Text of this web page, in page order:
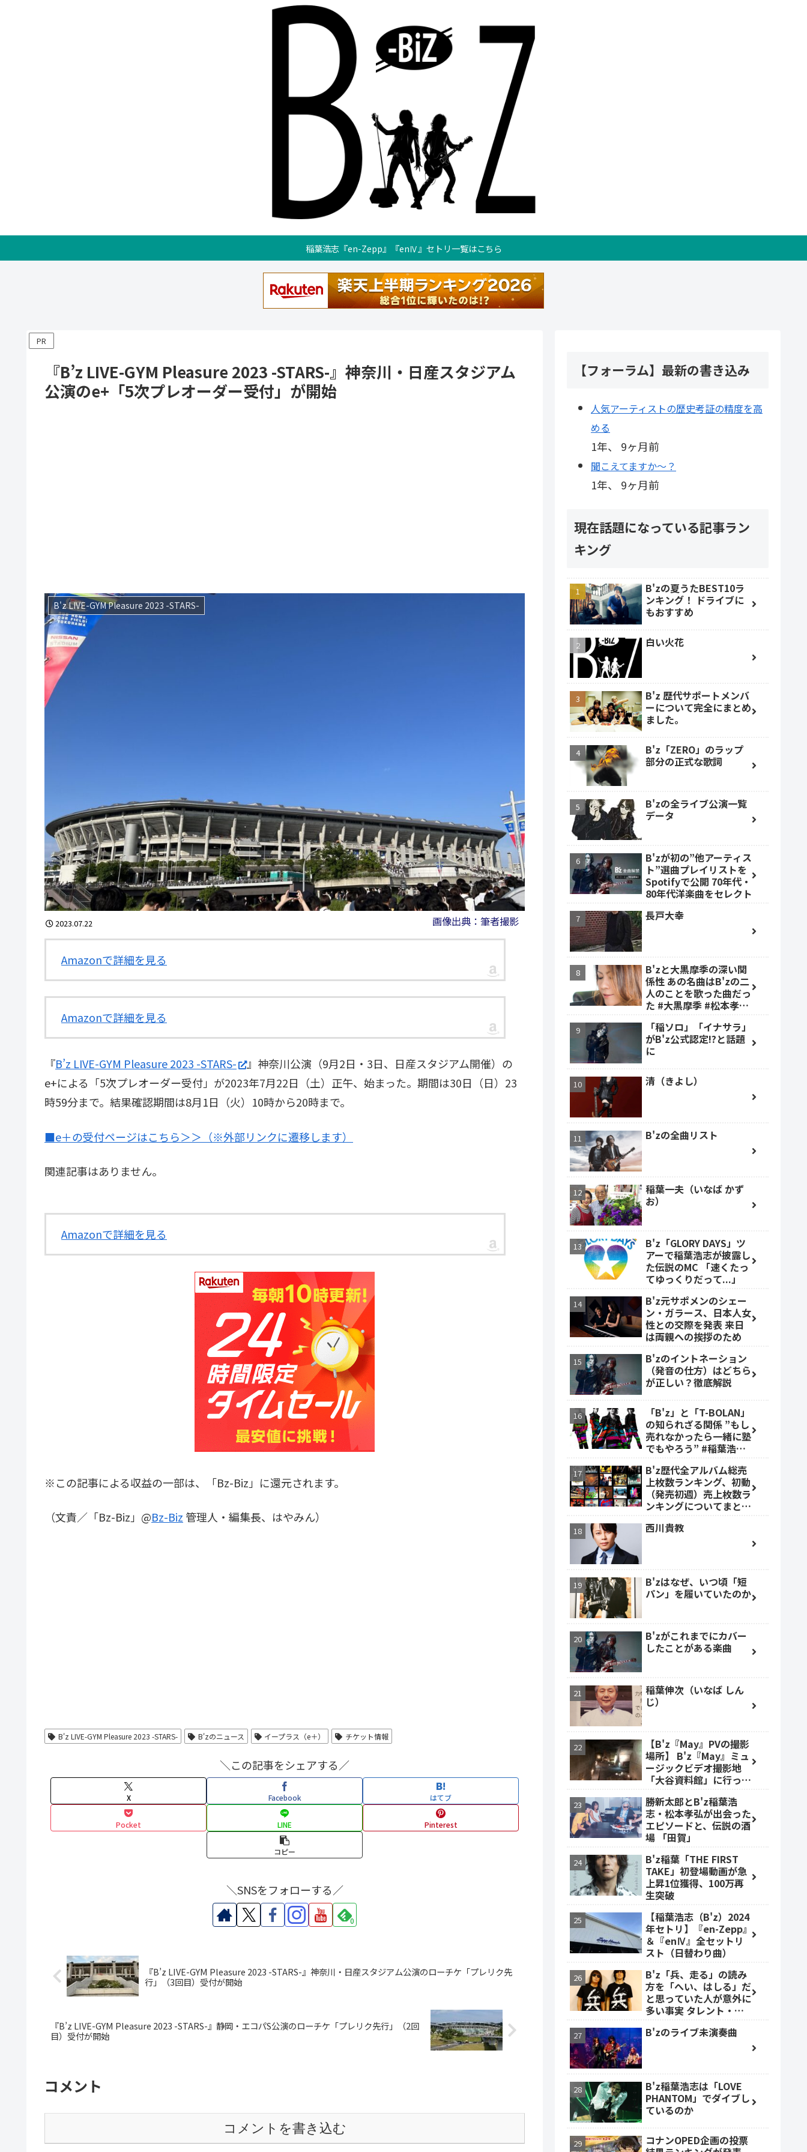
稲葉浩志『en-Zepp』『enⅣ』セトリ一覧はこちら
PR
『B’z LIVE-GYM Pleasure 2023 -STARS-』神奈川・日産スタジアム
公演のe+「5次プレオーダー受付」が開始
B'z LIVE-GYM Pleasure 2023 -STARS-
画像出典：筆者撮影
2023.07.22
Amazonで詳細を見る
Amazonで詳細を見る
『B’z LIVE-GYM Pleasure 2023 -STARS-
』神奈川公演（9月2日・3日、日産スタジアム開催）の
e+による「5次プレオーダー受付」が2023年7月22日（土）正午、始まった。期間は30日（日）23
時59分まで。結果確認期間は8月1日（火）10時から20時まで。
■e＋の受付ページはこちら＞＞（※外部リンクに遷移します）
関連記事はありません。
Amazonで詳細を見る
※この記事による収益の一部は、「Bz-Biz」に還元されます。
（文責／「Bz-Biz」@Bz-Biz 管理人・編集長、はやみん）
B'z LIVE-GYM Pleasure 2023 -STARS- B'zのニュース イープラス（e＋） チケット情報
＼この記事をシェアする／
X Facebook はてブ
Pocket LINE Pinterest
コピー
＼SNSをフォローする／
0
『B’z LIVE-GYM Pleasure 2023 -STARS-』神奈川・日産スタジアム公演のローチケ「プレリク先
行」（3回目）受付が開始
『B’z LIVE-GYM Pleasure 2023 -STARS-』静岡・エコパS公演のローチケ「プレリク先行」（2回
目）受付が開始
コメント
コメントを書き込む
【フォーラム】最新の書き込み
人気アーティストの歴史考証の精度を高
める
1年、 9ヶ月前
聞こえてますか～？
1年、 9ヶ月前
現在話題になっている記事ラン
キング
B'zの夏うたBEST10ラ
ンキング！ ドライブに
もおすすめ
白い火花
B'z 歴代サポートメンバ
ーについて完全にまとめ
ました。
B'z「ZERO」のラップ
部分の正式な歌詞
B'zの全ライブ公演一覧
データ
B'zが初の”他アーティス
ト”選曲プレイリストを
Spotifyで公開 70年代・
80年代洋楽曲をセレクト
長戸大幸
B'zと大黒摩季の深い関
係性 あの名曲はB'zの二
人のことを歌った曲だっ
た #大黒摩季 #松本孝弘
「稲ソロ」「イナサラ」
がB'z公式認定!?と話題
に
清（きよし）
B'zの全曲リスト
稲葉一夫（いなば かず
お）
B'z「GLORY DAYS」ツ
アーで稲葉浩志が披露し
た伝説のMC 「速くたっ
てゆっくりだって...」
B'z元サポメンのシェー
ン・ガラース、日本人女
性との交際を発表 来日
は両親への挨拶のため
B'zのイントネーション
（発音の仕方）はどちら
が正しい？徹底解説
「B'z」と「T-BOLAN」
の知られざる関係 ”もし
売れなかったら一緒に塾
でもやろう” #稲葉浩志
B'z歴代全アルバム総売
上枚数ランキング、初動
（発売初週）売上枚数ラ
ンキングについてまとめ
西川貴教
B'zはなぜ、いつ頃「短
パン」を履いていたのか
B'zがこれまでにカバー
したことがある楽曲
稲葉伸次（いなば しん
じ）
【B'z『May』PVの撮影
場所】 B'z『May』ミュ
ージックビデオ撮影地
「大谷資料館」に行って
勝新太郎とB'z稲葉浩
志・松本孝弘が出会った
エピソードと、伝説の酒
場 「田賀」
B'z稲葉「THE FIRST
TAKE」初登場動画が急
上昇1位獲得、100万再
生突破
【稲葉浩志（B'z）2024
年セトリ】『en-Zepp』
＆『enⅣ』全セットリ
スト（日替わり曲）
B'z「兵、走る」の読み
方を「へい、はしる」だ
と思っていた人が意外に
多い事実 タレント・ベ
B'zのライブ未演奏曲
B'z稲葉浩志は「LOVE
PHANTOM」でダイブし
ているのか
コナンOPED企画の投票